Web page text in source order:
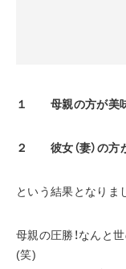
１　　母親の方が美
２　　彼女（妻）の
という結果となりま
母親の圧勝！なんと
(笑)